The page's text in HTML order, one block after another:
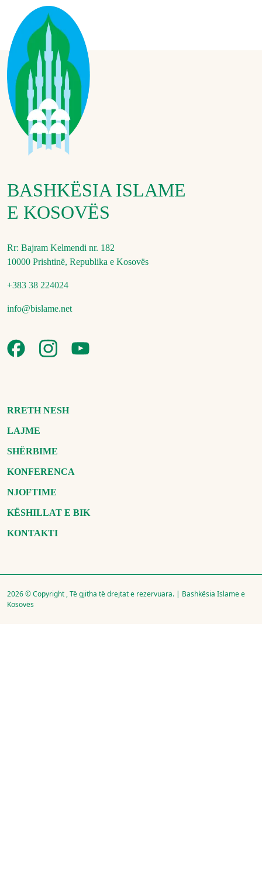
BASHKËSIA ISLAME
E KOSOVËS
Rr: Bajram Kelmendi nr. 182
10000 Prishtinë, Republika e Kosovës
+383 38 224024
info@bislame.net
RRETH NESH
LAJME
SHËRBIME
KONFERENCA
NJOFTIME
KËSHILLAT E BIK
KONTAKTI
2026 © Copyright , Të gjitha të drejtat e rezervuara. | Bashkësia Islame e
Kosovës